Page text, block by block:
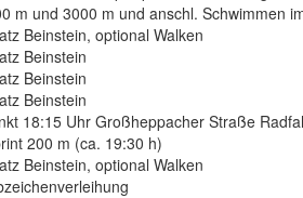
m und 3000 m und anschl. Schwimmen
Beinstein, optional Walken
Beinstein
Beinstein
Beinstein
18:15 Uhr Großheppacher Straße
200 m (ca. 19:30 h)
Beinstein, optional Walken